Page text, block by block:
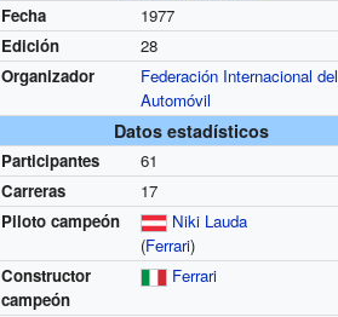
Fecha
1977
Edición
28
Organizador
Federación Internacional del
Automóvil
Datos estadísticos
Participantes
61
Carreras
17
Piloto campeón
Niki Lauda
(Ferrari)
Constructor
campeón
Ferrari